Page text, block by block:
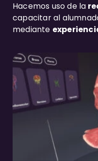
Hacemos uso de la
capacitar al
mediante